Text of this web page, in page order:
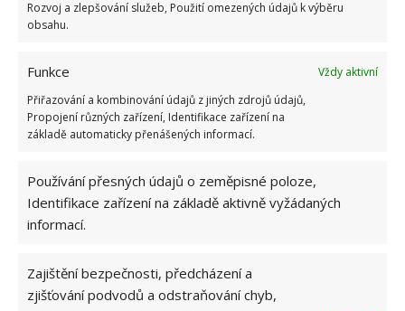
Rozvoj a zlepšování služeb, Použití omezených údajů k výběru
obsahu.
Funkce
Vždy aktivní
Přiřazování a kombinování údajů z jiných zdrojů údajů,
Propojení různých zařízení, Identifikace zařízení na
základě automaticky přenášených informací.
Používání přesných údajů o zeměpisné poloze,
Identifikace zařízení na základě aktivně vyžádaných
informací.
Zajištění bezpečnosti, předcházení a
zjišťování podvodů a odstraňování chyb,
INTERIÉR
Přidejte svůj názor